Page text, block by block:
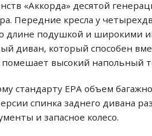
«Аккорда» десятой
Передние кресла у
длине подушкой и широкими
диван, который способен
помешает высокий напольный
стандарту EPA объем
спинка заднего дивана
и запасное колесо.